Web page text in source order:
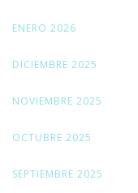
ENERO 2026
DICIEMBRE 2025
NOVIEMBRE 2025
OCTUBRE 2025
SEPTIEMBRE 2025